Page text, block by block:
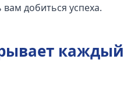
добиться успеха.
каждый